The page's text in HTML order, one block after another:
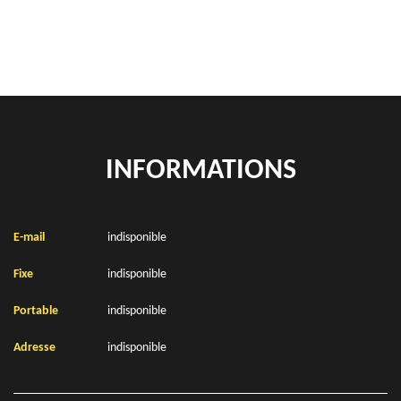
INFORMATIONS
E-mail indisponible
Fixe indisponible
Portable indisponible
Adresse indisponible